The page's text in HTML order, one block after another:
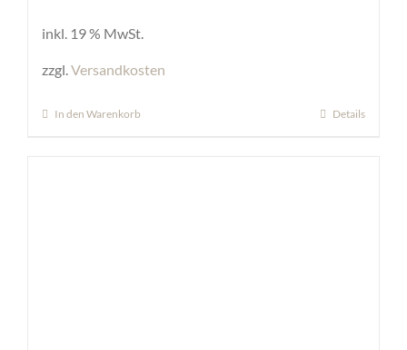
inkl. 19 % MwSt.
zzgl.Versandkosten
In den Warenkorb Details